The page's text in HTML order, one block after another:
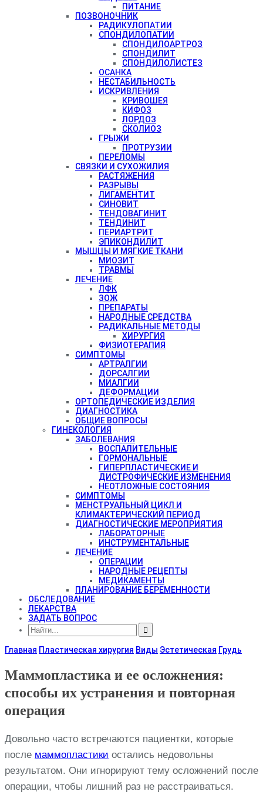
ПИТАНИЕ
ПОЗВОНОЧНИК
РАДИКУЛОПАТИИ
СПОНДИЛОПАТИИ
СПОНДИЛОАРТРОЗ
СПОНДИЛИТ
СПОНДИЛОЛИСТЕЗ
ОСАНКА
НЕСТАБИЛЬНОСТЬ
ИСКРИВЛЕНИЯ
КРИВОШЕЯ
КИФОЗ
ЛОРДОЗ
СКОЛИОЗ
ГРЫЖИ
ПРОТРУЗИИ
ПЕРЕЛОМЫ
СВЯЗКИ И СУХОЖИЛИЯ
РАСТЯЖЕНИЯ
РАЗРЫВЫ
ЛИГАМЕНТИТ
СИНОВИТ
ТЕНДОВАГИНИТ
ТЕНДИНИТ
ПЕРИАРТРИТ
ЭПИКОНДИЛИТ
МЫШЦЫ И МЯГКИЕ ТКАНИ
МИОЗИТ
ТРАВМЫ
ЛЕЧЕНИЕ
ЛФК
ЗОЖ
ПРЕПАРАТЫ
НАРОДНЫЕ СРЕДСТВА
РАДИКАЛЬНЫЕ МЕТОДЫ
ХИРУРГИЯ
ФИЗИОТЕРАПИЯ
СИМПТОМЫ
АРТРАЛГИИ
ДОРСАЛГИИ
МИАЛГИИ
ДЕФОРМАЦИИ
ОРТОПЕДИЧЕСКИЕ ИЗДЕЛИЯ
ДИАГНОСТИКА
ОБЩИЕ ВОПРОСЫ
ГИНЕКОЛОГИЯ
ЗАБОЛЕВАНИЯ
ВОСПАЛИТЕЛЬНЫЕ
ГОРМОНАЛЬНЫЕ
ГИПЕРПЛАСТИЧЕСКИЕ И
ДИСТРОФИЧЕСКИЕ ИЗМЕНЕНИЯ
НЕОТЛОЖНЫЕ СОСТОЯНИЯ
СИМПТОМЫ
МЕНСТРУАЛЬНЫЙ ЦИКЛ И
КЛИМАКТЕРИЧЕСКИЙ ПЕРИОД
ДИАГНОСТИЧЕСКИЕ МЕРОПРИЯТИЯ
ЛАБОРАТОРНЫЕ
ИНСТРУМЕНТАЛЬНЫЕ
ЛЕЧЕНИЕ
ОПЕРАЦИИ
НАРОДНЫЕ РЕЦЕПТЫ
МЕДИКАМЕНТЫ
ПЛАНИРОВАНИЕ БЕРЕМЕННОСТИ
ОБСЛЕДОВАНИЕ
ЛЕКАРСТВА
ЗАДАТЬ ВОПРОС
Главная Пластическая хирургия Виды Эстетическая Грудь
Маммопластика и ее осложнения:
способы их устранения и повторная
операция
Довольно часто встречаются пациентки, которые
после маммопластики остались недовольны
результатом. Они игнорируют тему осложнений после
операции, чтобы лишний раз не расстраиваться.